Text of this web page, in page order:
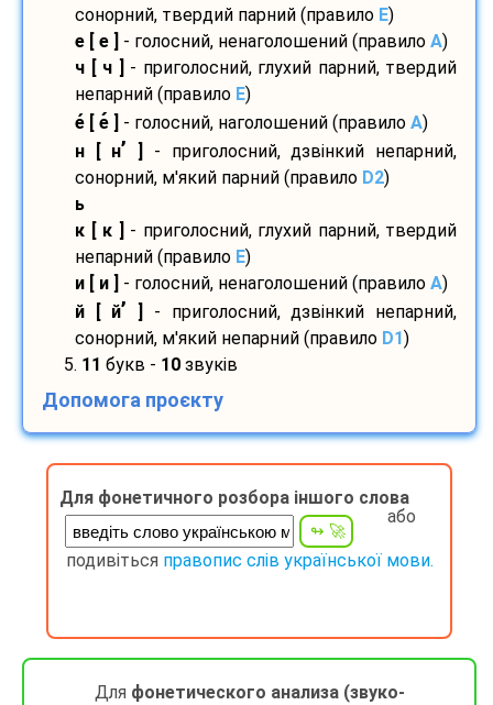
сонорний, твердий парний (правило E)
е [ е ]
- голосний, ненаголошений (правило A)
ч [ ч ]
- приголосний, глухий парний, твердий
непарний (правило E)
е [ е - голосний, наголошений (правило A)
н [ н’
- приголосний, дзвінкий непарний,
сонорний, м'який парний (правило D2)
ь
к [ к ]
- приголосний, глухий парний, твердий
непарний (правило E)
и [ и ]
- голосний, ненаголошений (правило A)
й [ й’
- приголосний, дзвінкий непарний,
сонорний, м'який непарний (правило D1)
5. 11 букв - 10 звуків
Допомога проєкту
Для фонетичного розбора іншого слова
або
подивіться правопис слів української мови.
Для фонетического анализа (звуко-